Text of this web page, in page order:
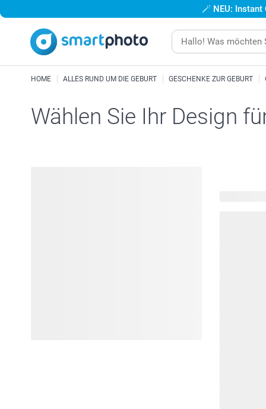
🪄 NEU:
HOME ALLES RUND UM DIE GEBURT GESCHENKE ZUR GEBURT
Wählen Sie Ihr Design